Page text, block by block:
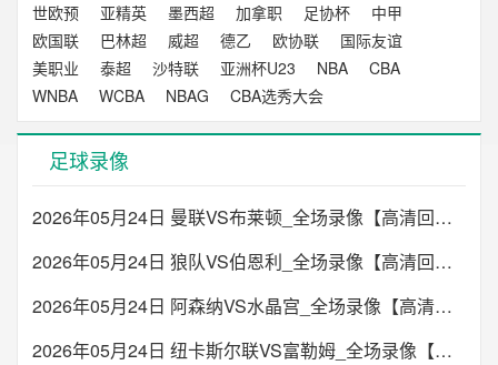
世欧预
亚精英 墨西超 加拿职 足协杯
中甲
欧国联
巴林超 威超 德乙 欧协联
国际友谊
美职业
泰超 沙特联 亚洲杯U23 NBA
CBA
WNBA
WCBA NBAG CBA选秀大会
足球录像
2026年05月24日 曼联VS布莱顿_全场录像【高清回放】
2026年05月24日 狼队VS伯恩利_全场录像【高清回放】
2026年05月24日 阿森纳VS水晶宫_全场录像【高清回放】
2026年05月24日 纽卡斯尔联VS富勒姆_全场录像【高清回放】